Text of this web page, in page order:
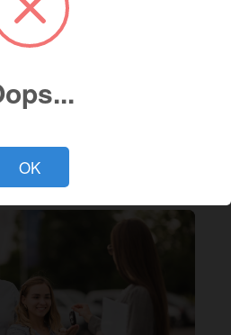
en línea y asegura el
y a tu conveniencia.
OK